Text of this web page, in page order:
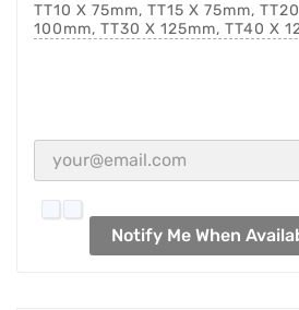
TT10 X 75mm, TT15 X 75mm,
100mm, TT30 X 125mm, TT40 X
Notify Me When